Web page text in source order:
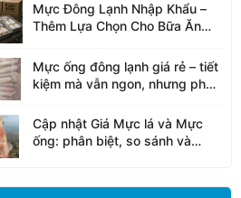
Mực Đông Lạnh Nhập Khẩu –
Thêm Lựa Chọn Cho Bữa Ăn
Mực ống đông lạnh giá rẻ – tiết
kiệm mà vẫn ngon, nhưng phải
Cập nhật Giá Mực lá và Mực
ống: phân biệt, so sánh và